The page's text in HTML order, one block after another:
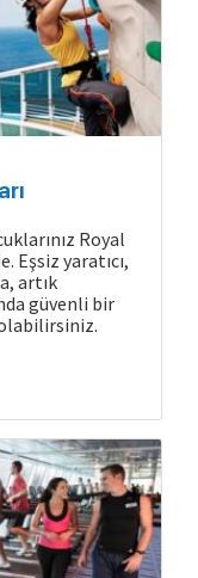
Royal
Eşsiz yaratıcı,
artık
güvenli bir